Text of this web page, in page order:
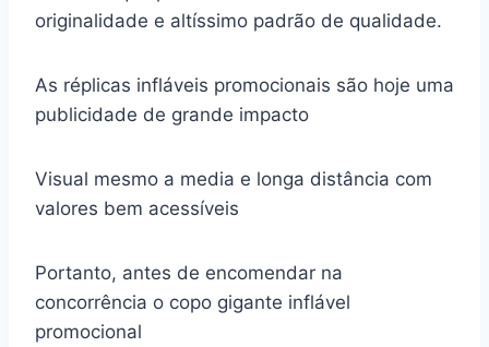
originalidade e altíssimo padrão de qualidade.
As réplicas infláveis promocionais são hoje uma
publicidade de grande impacto
Visual mesmo a media e longa distância com
valores bem acessíveis
Portanto, antes de encomendar na
concorrência o copo gigante inflável
promocional